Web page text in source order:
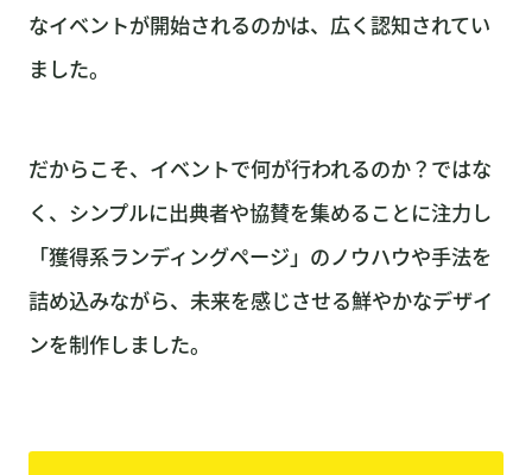
なイベントが開始されるのかは、広く認知されてい
ました。
だからこそ、イベントで何が行われるのか？ではな
く、シンプルに出典者や協賛を集めることに注力し
「獲得系ランディングページ」のノウハウや手法を
詰め込みながら、未来を感じさせる鮮やかなデザイ
ンを制作しました。